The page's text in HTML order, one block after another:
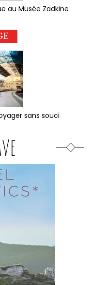
au Musée Zadkine
sans souci